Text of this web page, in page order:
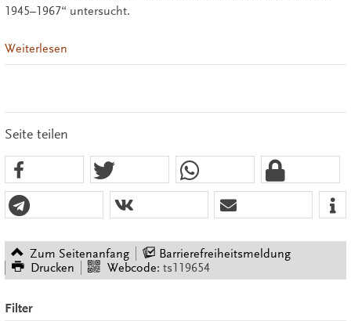
1945–1967“ untersucht.
Weiterlesen
Seite teilen
Zum Seitenanfang
Barrierefreiheitsmeldung
Drucken
Webcode: ts119654
Filter